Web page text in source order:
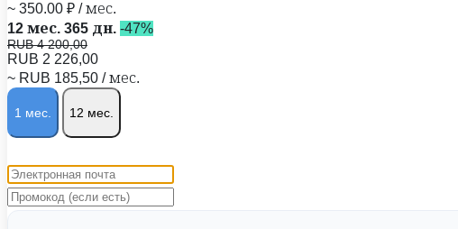
~ 350.00 ₽ / мес.
12 мес. 365 дн. -47%
RUB 4 200,00
RUB 2 226,00
~ RUB 185,50 / мес.
1 мес. 12 мес.